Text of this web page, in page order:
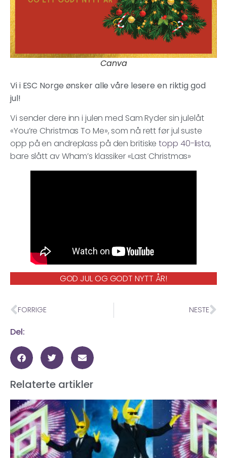
Canva
Vi i ESC Norge ønsker alle våre lesere en riktig god
jul!
Vi sender dere inn i julen med Sam Ryder sin julelåt
«You’re Christmas To Me», som nå rett før jul suste
opp på en andreplass på den britisketopp 40-lista,
bare slått av Wham’s klassiker «Last Christmas»
GOD JUL OG GODT NYTT ÅR!
FORRIGE NESTE
Del:
Relaterte artikler